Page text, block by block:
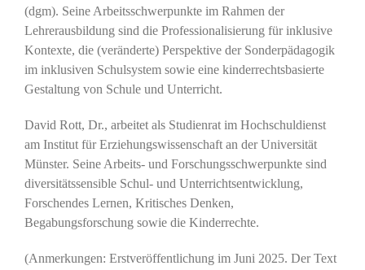
(dgm). Seine Arbeitsschwerpunkte im Rahmen der
Lehrerausbildung sind die Professionalisierung für inklusive
Kontexte, die (veränderte) Perspektive der Sonderpädagogik
im inklusiven Schulsystem sowie eine kinderrechtsbasierte
Gestaltung von Schule und Unterricht.
David Rott, Dr., arbeitet als Studienrat im Hochschuldienst
am Institut für Erziehungswissenschaft an der Universität
Münster. Seine Arbeits- und Forschungsschwerpunkte sind
diversitätssensible Schul- und Unterrichtsentwicklung,
Forschendes Lernen, Kritisches Denken,
Begabungsforschung sowie die Kinderrechte.
(Anmerkungen: Erstveröffentlichung im Juni 2025. Der Text